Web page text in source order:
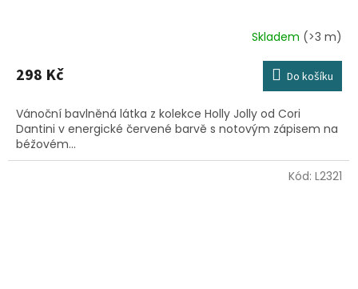
Skladem (>3 m)
298 Kč Do košíku
Vánoční bavlněná látka z kolekce Holly Jolly od Cori
Dantini v energické červené barvě s notovým zápisem na
béžovém...
Kód: L2321